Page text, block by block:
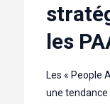
les
Les « People
une tendance